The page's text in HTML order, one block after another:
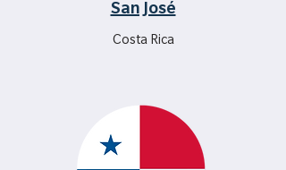
San José
Costa Rica